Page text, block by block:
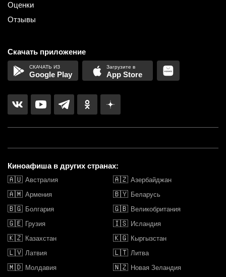
Оценки
Отзывы
Скачать приложение
Google Play App Store
Киноафиша в других странах:
🇦🇺 Австралия 🇦🇿 Азербайджан
🇦🇲 Армения 🇧🇾 Беларусь
🇧🇬 Болгария 🇬🇧 Великобритания
🇬🇪 Грузия 🇮🇸 Исландия
🇰🇿 Казахстан 🇰🇬 Кыргызстан
🇱🇻 Латвия 🇱🇹 Литва
🇲🇩 Молдавия 🇳🇿 Новая Зеландия